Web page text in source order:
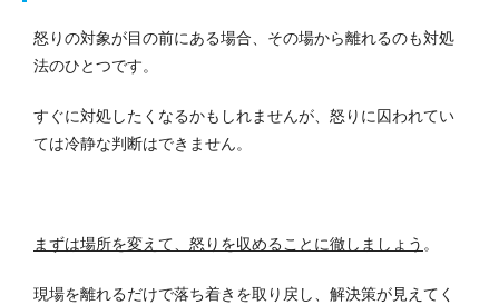
怒りの対象が目の前にある場合、その場から離れるのも対処
法のひとつです。
すぐに対処したくなるかもしれませんが、怒りに囚われてい
ては冷静な判断はできません。
まずは場所を変えて、怒りを収めることに徹しましょう 。
現場を離れるだけで落ち着きを取り戻し、解決策が見えてく